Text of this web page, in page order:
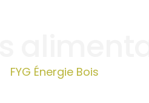
FYG Énergie Bois